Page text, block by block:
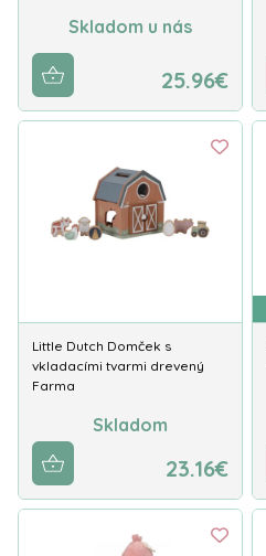
Skladom u nás
25.96€
Little Dutch Domček s
vkladacími tvarmi drevený
Farma
Skladom
23.16€